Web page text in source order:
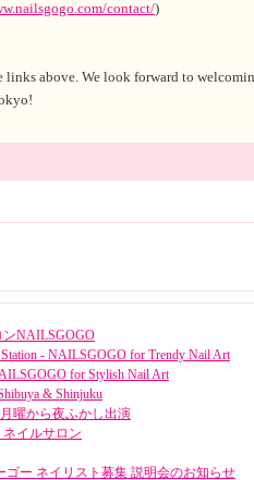
contact/)
above. We look forward to
NAILSGOGO
- NAILSGOGO for Trendy Nail Art
for Stylish Nail Art
& Shinjuku
曜から夜ふかし出演
イルサロン
ー ネイリスト募集 説明会のお知らせ